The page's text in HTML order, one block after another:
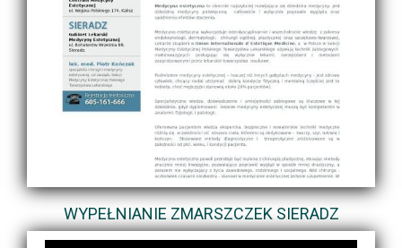
WYPEŁNIANIE ZMARSZCZEK SIERADZ